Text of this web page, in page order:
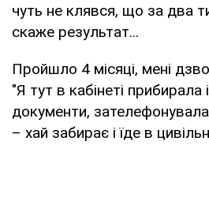
чуть не клявся, що за два
скаже результат...
Пройшло 4 місяці, мені
"Я тут в кабінеті прибирала
документи,
– хай забирає і їде в